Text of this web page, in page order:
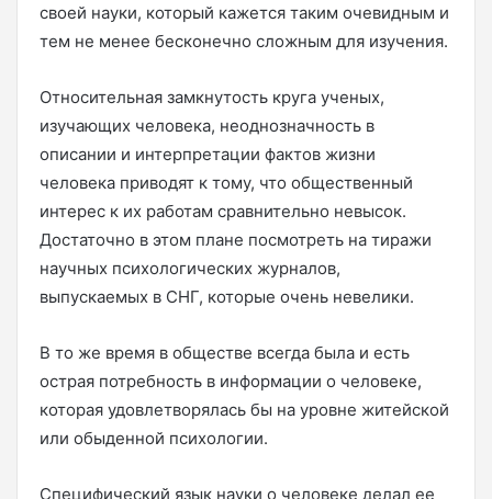
своей науки, который кажется таким очевидным и
тем не менее бесконечно сложным для изучения.
Относительная замкнутость круга ученых,
изучающих человека, неоднозначность в
описании и интерпретации фактов жизни
человека приводят к тому, что общественный
интерес к их работам сравнительно невысок.
Достаточно в этом плане посмотреть на тиражи
научных психологических журналов,
выпускаемых в СНГ, которые очень невелики.
В то же время в обществе всегда была и есть
острая потребность в информации о человеке,
которая удовлетворялась бы на уровне житейской
или обыденной психологии.
Специфический язык науки о человеке делал ее